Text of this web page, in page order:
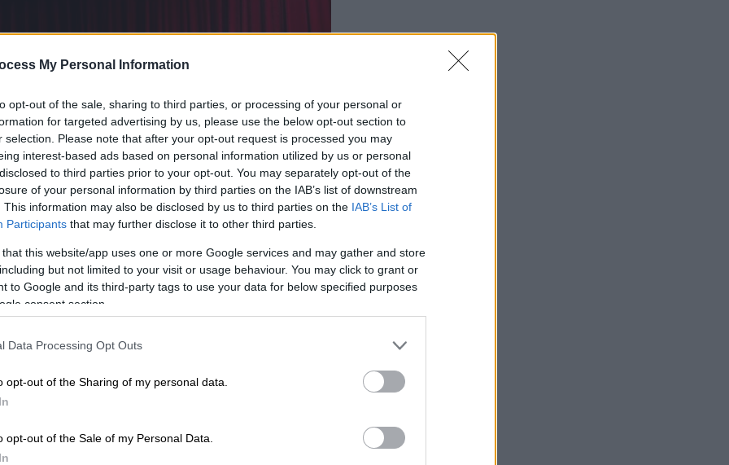
My Personal Information
opt-out of the sale, sharing to third parties, or processing of your personal or
for targeted advertising by us, please use the below opt-out section to
selection. Please note that after your opt-out request is processed you may
interest-based ads based on personal information utilized by us or personal
to third parties prior to your opt-out. You may separately opt-out of the
of your personal information by third parties on the IAB’s list of downstream
This information may also be disclosed by us to third parties on the IAB’s List of
Participants that may further disclose it to other third parties.
that this website/app uses one or more Google services and may gather and store
but not limited to your visit or usage behaviour. You may click to grant or
to Google and its third-party tags to use your data for below specified purposes
consent section.
Data Processing Opt Outs
opt-out of the Sharing of my personal data.
opt-out of the Sale of my Personal Data.
το ΕΘΝΟΣ στη Google